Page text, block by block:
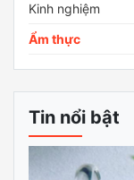
Kinh nghiệm
Ẩm thực
Tin nổi bật